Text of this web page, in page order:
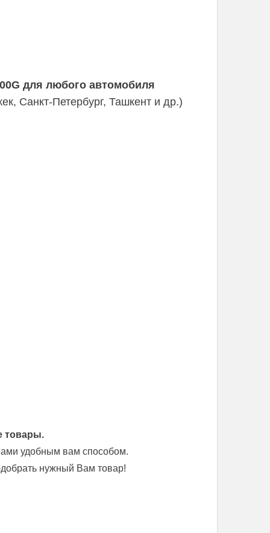
для любого автомобиля
Санкт-Петербург, Ташкент и др.)
товары.
удобным вам способом.
нужный Вам товар!